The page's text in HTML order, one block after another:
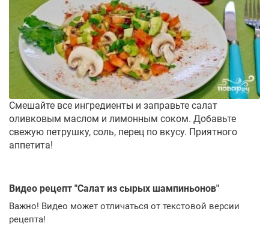
Смешайте все ингредиенты и заправьте салат
оливковым маслом и лимонным соком. Добавьте
свежую петрушку, соль, перец по вкусу. Приятного
аппетита!
Видео рецепт "Салат из сырых шампиньонов"
Важно! Видео может отличаться от текстовой версии
рецепта!